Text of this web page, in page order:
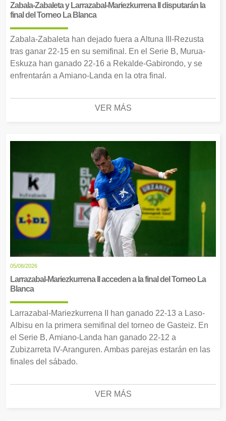
Zabala-Zabaleta y Larrazabal-Mariezkurrena II disputarán la
final del Torneo La Blanca
Zabala-Zabaleta han dejado fuera a Altuna III-Rezusta
tras ganar 22-15 en su semifinal. En el Serie B, Murua-
Eskuza han ganado 22-16 a Rekalde-Gabirondo, y se
enfrentarán a Amiano-Landa en la otra final.
VER MÁS
05/08/2026
Larrazabal-Mariezkurrena II acceden a la final del Torneo La
Blanca
Larrazabal-Mariezkurrena II han ganado 22-13 a Laso-
Albisu en la primera semifinal del torneo de Gasteiz. En
el Serie B, Amiano-Landa han ganado 22-12 a
Zubizarreta IV-Aranguren. Ambas parejas estarán en las
finales del sábado.
VER MÁS